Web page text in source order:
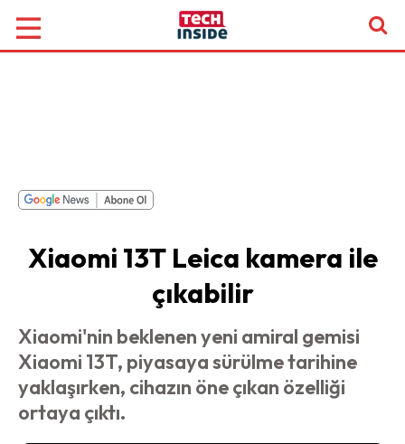
Xiaomi 13T Leica kamera ile
çıkabilir
Xiaomi'nin beklenen yeni amiral gemisi
Xiaomi 13T, piyasaya sürülme tarihine
yaklaşırken, cihazın öne çıkan özelliği
ortaya çıktı.